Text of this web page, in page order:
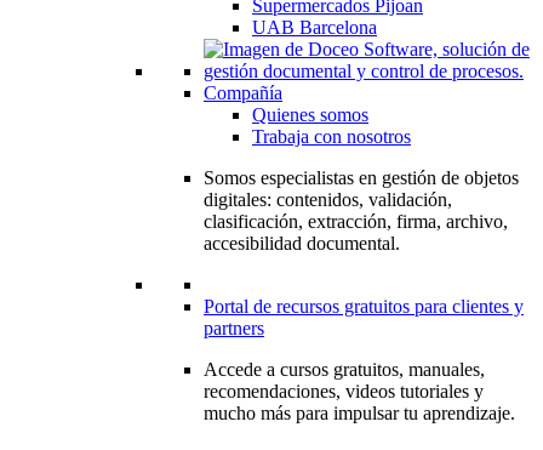
Supermercados Pijoan
UAB Barcelona
Compañía
Quienes somos
Trabaja con nosotros
Somos especialistas en gestión de objetos
digitales: contenidos, validación,
clasificación, extracción, firma, archivo,
accesibilidad documental.
Portal de recursos gratuitos para clientes y
partners
Accede a cursos gratuitos, manuales,
recomendaciones, videos tutoriales y
mucho más para impulsar tu aprendizaje.